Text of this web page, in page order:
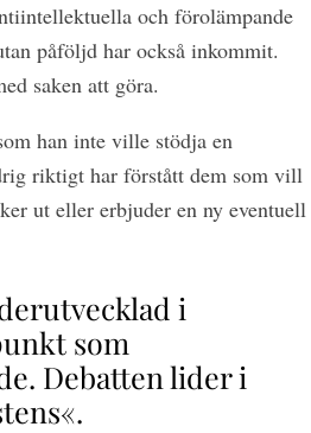
och förolämpande
påföljd har också inkommit.
saken att göra.
han inte ville stödja en
riktigt har förstått dem som vill
ut eller erbjuder en ny eventuell
i
som
Debatten lider i